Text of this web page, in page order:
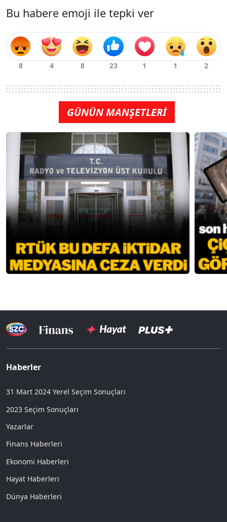
Bu habere emoji ile tepki ver
GÜNÜN MANŞETLERİ
Haberler
31 Mart 2024 Yerel Seçim Sonuçları
2023 Seçim Sonuçları
Yazarlar
Finans Haberleri
Ekonomi Haberleri
Hayat Haberleri
Dünya Haberleri